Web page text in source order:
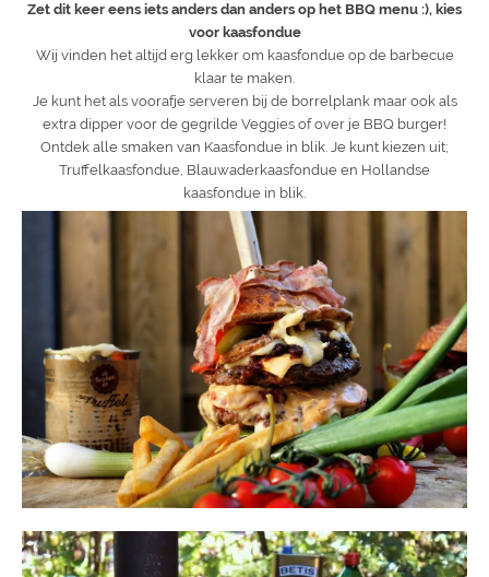
Zet dit keer eens iets anders dan anders op het BBQ menu :), kies
voor kaasfondue
Wij vinden het altijd erg lekker om kaasfondue op de barbecue
klaar te maken.
Je kunt het als voorafje serveren bij de borrelplank maar ook als
extra dipper voor de gegrilde Veggies of over je BBQ burger!
Ontdek alle smaken van Kaasfondue in blik. Je kunt kiezen uit;
Truffelkaasfondue, Blauwaderkaasfondue en Hollandse
kaasfondue in blik.